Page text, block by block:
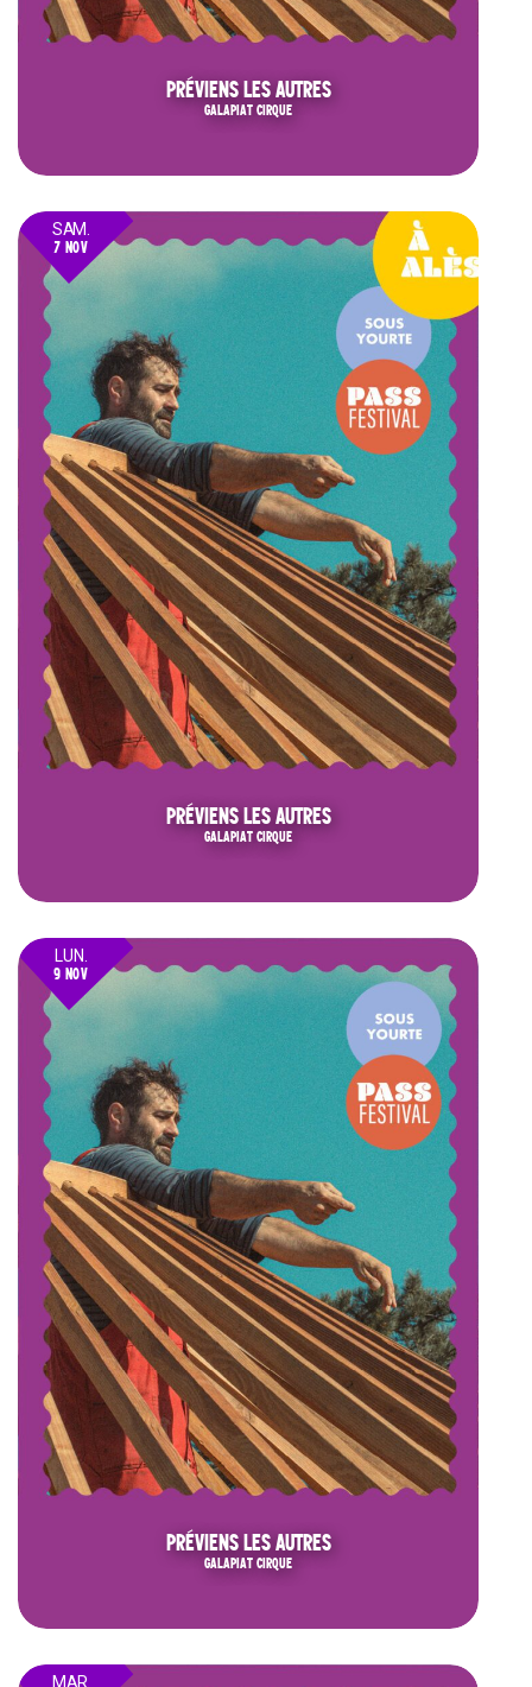
PRÉVIENS LES AUTRES
GALAPIAT CIRQUE
SAM.
7 NOV
PRÉVIENS LES AUTRES
GALAPIAT CIRQUE
LUN.
9 NOV
PRÉVIENS LES AUTRES
GALAPIAT CIRQUE
MAR.